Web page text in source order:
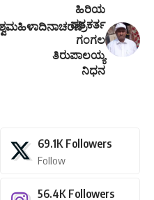
ಹಿರಿಯ
ಪತ್ರಕರ್ತ
ಗಂಗಲ
ತಿರುಪಾಲಯ್ಯ
ನಿಧನ
69.1K Followers
Follow
56.4K Followers